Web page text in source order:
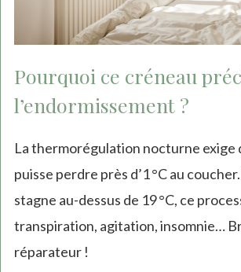
Pourquoi ce créneau
l’endormissement ?
La thermorégulation nocturne exige
puisse perdre près d’1 °C au
stagne au-dessus de 19 °C, ce
transpiration, agitation, insomnie…
réparateur !